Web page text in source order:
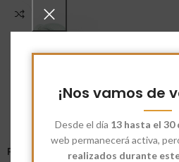
¡Nos vamos de
Desde el día 13 hasta el 30
web permanecerá activa,
realizados durante
Pinza Bola Para Té